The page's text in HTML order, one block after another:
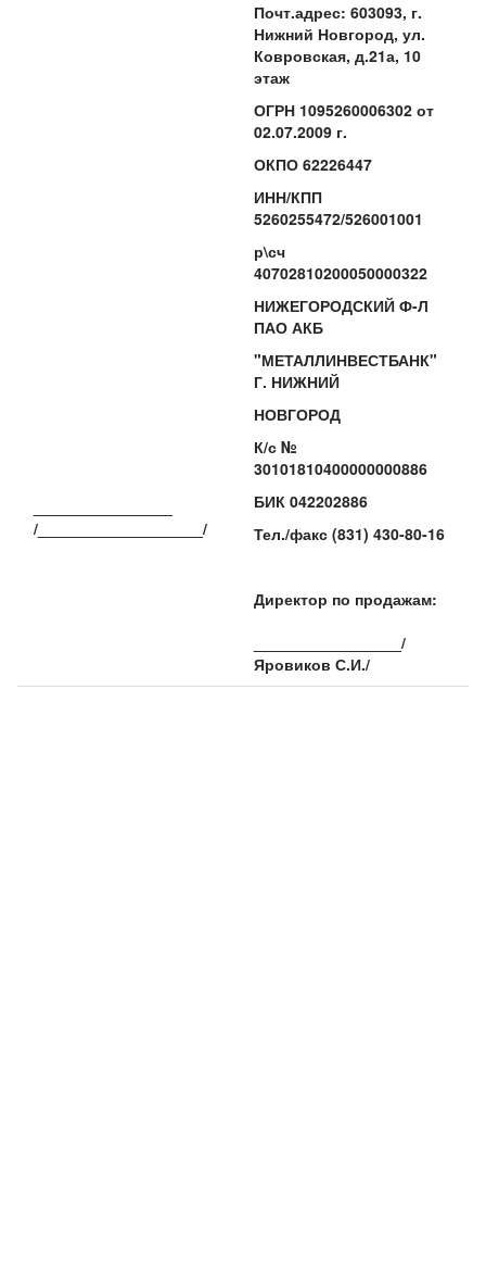
/___________________/
Почт.адрес: 603093, г.
Нижний Новгород, ул.
Ковровская, д.21а, 10
этаж
ОГРН 1095260006302 от
02.07.2009 г.
ОКПО 62226447
ИНН/КПП
5260255472/526001001
р\сч
40702810200050000322
НИЖЕГОРОДСКИЙ Ф-Л
ПАО АКБ
"МЕТАЛЛИНВЕСТБАНК"
Г. НИЖНИЙ
НОВГОРОД
К/с №
30101810400000000886
БИК 042202886
Тел./факс (831) 430-80-16
Директор по продажам:
_________________/
Яровиков С.И./